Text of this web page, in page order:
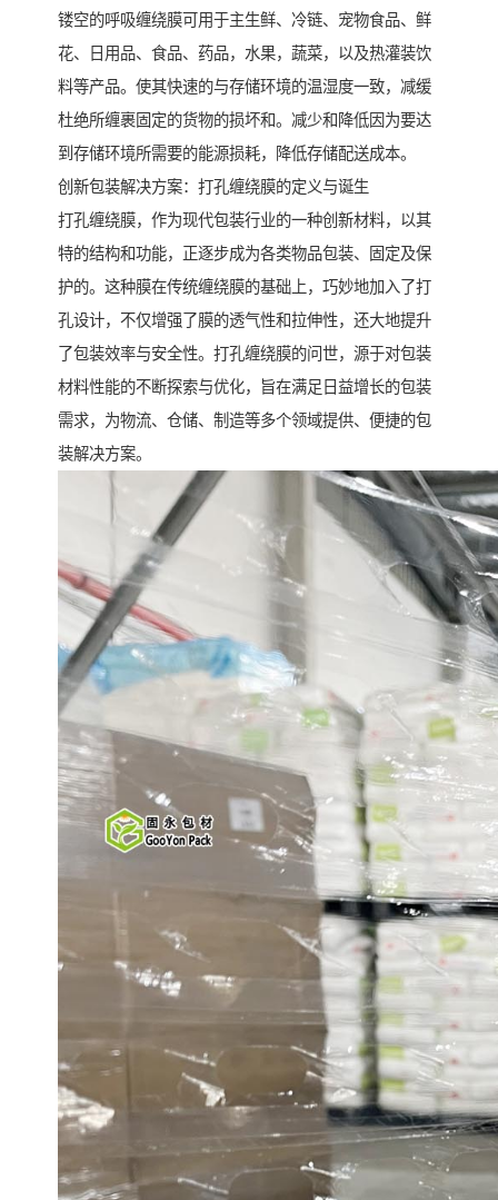
镂空的呼吸缠绕膜可用于主生鲜、冷链、宠物食品、鲜
花、日用品、食品、药品，水果，蔬菜，以及热灌装饮
料等产品。使其快速的与存储环境的温湿度一致，减缓
杜绝所缠裹固定的货物的损坏和。减少和降低因为要达
到存储环境所需要的能源损耗，降低存储配送成本。
创新包装解决方案：打孔缠绕膜的定义与诞生
打孔缠绕膜，作为现代包装行业的一种创新材料，以其
特的结构和功能，正逐步成为各类物品包装、固定及保
护的。这种膜在传统缠绕膜的基础上，巧妙地加入了打
孔设计，不仅增强了膜的透气性和拉伸性，还大地提升
了包装效率与安全性。打孔缠绕膜的问世，源于对包装
材料性能的不断探索与优化，旨在满足日益增长的包装
需求，为物流、仓储、制造等多个领域提供、便捷的包
装解决方案。